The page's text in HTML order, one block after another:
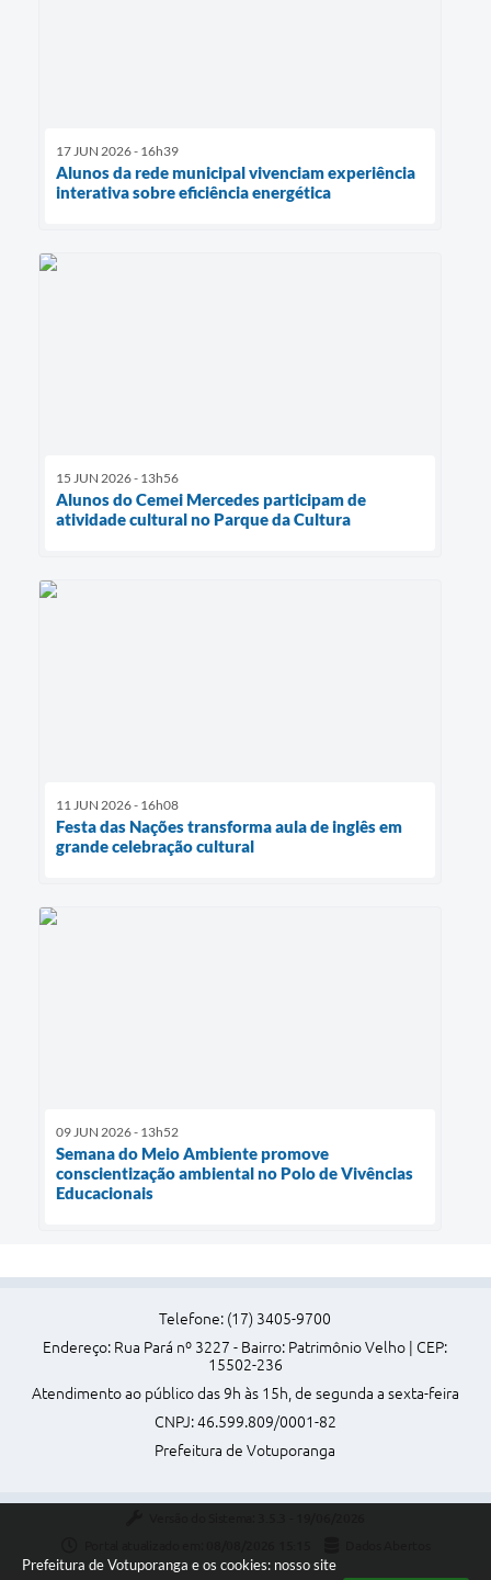
Prefeitura de Votuporanga e os cookies: nosso site
17 JUN 2026 - 16h39
Alunos da rede municipal vivenciam experiência
interativa sobre eficiência energética
15 JUN 2026 - 13h56
Alunos do Cemei Mercedes participam de
atividade cultural no Parque da Cultura
11 JUN 2026 - 16h08
Festa das Nações transforma aula de inglês em
grande celebração cultural
09 JUN 2026 - 13h52
Semana do Meio Ambiente promove
conscientização ambiental no Polo de Vivências
Educacionais
Telefone: (17) 3405-9700
Endereço: Rua Pará nº 3227 - Bairro: Patrimônio Velho | CEP:
15502-236
Atendimento ao público das 9h às 15h, de segunda a sexta-feira
CNPJ: 46.599.809/0001-82
Prefeitura de Votuporanga